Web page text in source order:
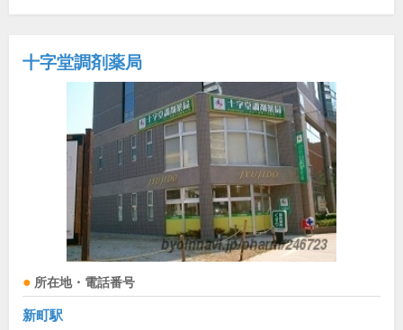
十字堂調剤薬局
所在地・電話番号
新町駅